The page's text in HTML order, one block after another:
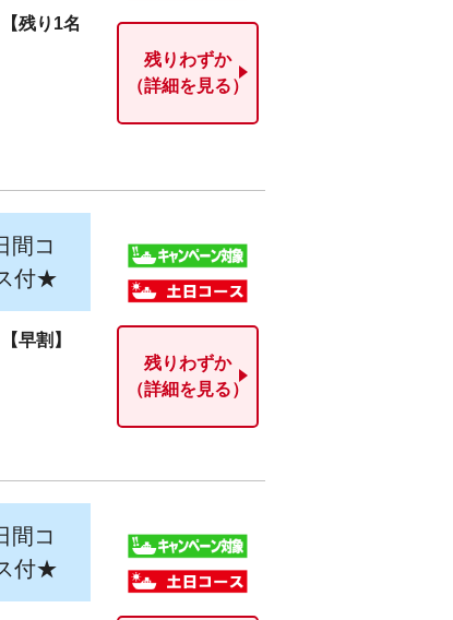
残り1名
残りわずか
（詳細を見る）
間コ
付★
早割】
残りわずか
（詳細を見る）
間コ
付★